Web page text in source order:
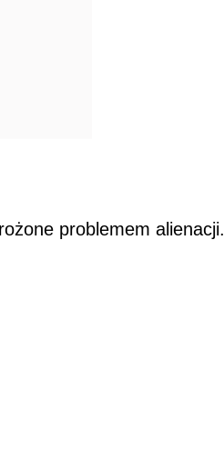
problemem alienacji.